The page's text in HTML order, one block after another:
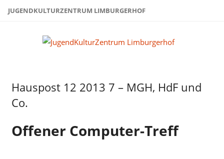
ZumJUGENDKULTURZENTRUM LIMBURGERHOF
Hauspost
12-2013
Hauspost 12 2013 7 – MGH, HdF und
Co.
Offener Computer-Treff